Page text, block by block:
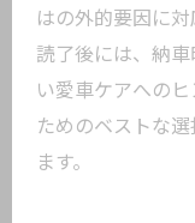
はの外的要因に対
読了後には、納
い愛車ケアへの
ためのベストな
ます。